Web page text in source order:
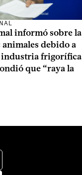
informó sobre la
debido a
industria frigorífica
que “raya la